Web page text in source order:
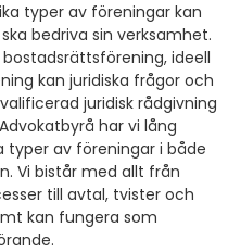
typer av föreningar kan
ska bedriva sin verksamhet.
ideell
kan juridiska frågor och
juridisk rådgivning
har vi lång
typer av föreningar i både
Vi bistår med allt från
till avtal, tvister och
kan fungera som
.